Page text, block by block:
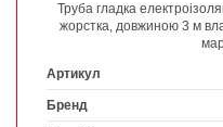
Труба гладка
жорстка, довжиною 3 м
Артикул
Бренд